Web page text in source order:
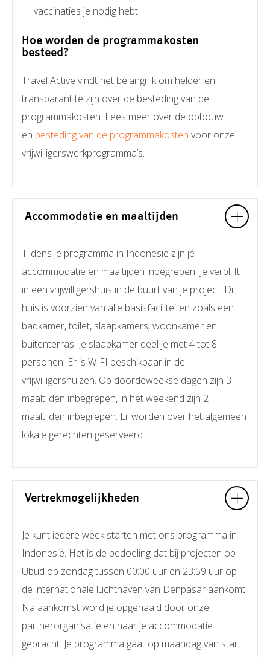
vaccinaties je nodig hebt
Hoe worden de programmakosten
besteed?
Travel Active vindt het belangrijk om helder en
transparant te zijn over de besteding van de
programmakosten. Lees meer over de opbouw
en besteding van de programmakosten voor onze
vrijwilligerswerkprogramma’s.
Accommodatie en maaltijden
Tijdens je programma in Indonesië zijn je
accommodatie en maaltijden inbegrepen. Je verblijft
in een vrijwilligershuis in de buurt van je project. Dit
huis is voorzien van alle basisfaciliteiten zoals een
badkamer, toilet, slaapkamers, woonkamer en
buitenterras. Je slaapkamer deel je met 4 tot 8
personen. Er is WIFI beschikbaar in de
vrijwilligershuizen. Op doordeweekse dagen zijn 3
maaltijden inbegrepen, in het weekend zijn 2
maaltijden inbegrepen. Er worden over het algemeen
lokale gerechten geserveerd.
Vertrekmogelijkheden
Je kunt iedere week starten met ons programma in
Indonesië. Het is de bedoeling dat bij projecten op
Ubud op zondag tussen 00:00 uur en 23:59 uur op
de internationale luchthaven van Denpasar aankomt.
Na aankomst word je opgehaald door onze
partnerorganisatie en naar je accommodatie
gebracht. Je programma gaat op maandag van start.